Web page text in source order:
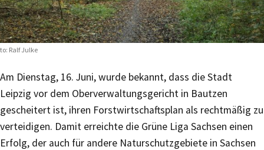
Ralf Julke
Am Dienstag, 16. Juni, wurde bekannt, dass die Stadt
Leipzig vor dem Oberverwaltungsgericht in Bautzen
gescheitert ist, ihren Forstwirtschaftsplan als rechtmäßig zu
verteidigen. Damit erreichte die Grüne Liga Sachsen einen
Erfolg, der auch für andere Naturschutzgebiete in Sachsen